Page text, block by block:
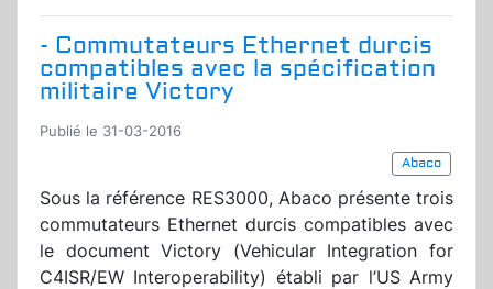
- Commutateurs Ethernet durcis
compatibles avec la spécification
militaire Victory
Publié le 31-03-2016
Abaco
Sous la référence RES3000, Abaco présente trois
commutateurs Ethernet durcis compatibles avec
le document Victory (Vehicular Integration for
C4ISR/EW Interoperability) établi par l’US Army